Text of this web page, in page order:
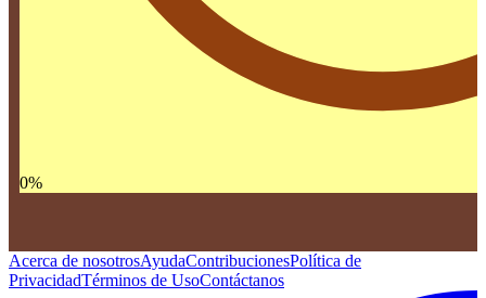
0%
Acerca de nosotrosAyudaContribucionesPolítica de
PrivacidadTérminos de UsoContáctanos